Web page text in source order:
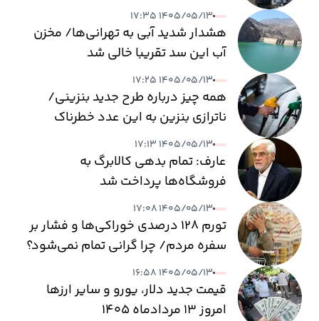
۱۴۰۵/۰۵/۱۳ ۱۷:۳۵
هشدار شدید آبی به تهرانی‌ها/ مخزن
آب این سد تقریبا خالی شد
۱۴۰۵/۰۵/۱۳ ۱۷:۲۵
همه چیز درباره طرح جدید بنزینی/
ناترازی بنزین به این عدد خطرناک
می‌رسد
۱۴۰۵/۰۵/۱۳ ۱۷:۱۳
عارف: تمام بدهی کالابرگ به
فروشگاه‌ها پرداخت شد
۱۴۰۵/۰۵/۱۳ ۱۷:۰۸
تورم ۱۲۸ درصدی خوراکی‌ها و فشار بر
سفره مردم/ چرا گرانی تمام نمی‌شود؟
۱۴۰۵/۰۵/۱۳ ۱۶:۵۸
قیمت جدید دلار، یورو و سایر ارزها
امروز ۱۳ مردادماه ۱۴۰۵